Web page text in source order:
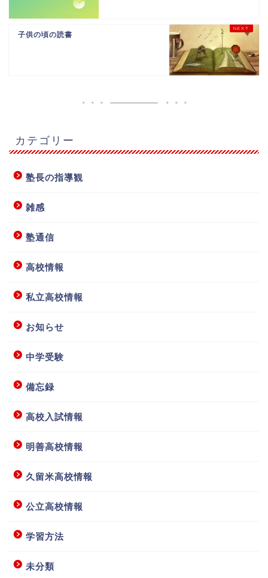
子供の頃の読書
カテゴリー
塾長の指導観
雑感
塾通信
高校情報
私立高校情報
お知らせ
中学受験
備忘録
高校入試情報
明善高校情報
久留米高校情報
公立高校情報
学習方法
未分類